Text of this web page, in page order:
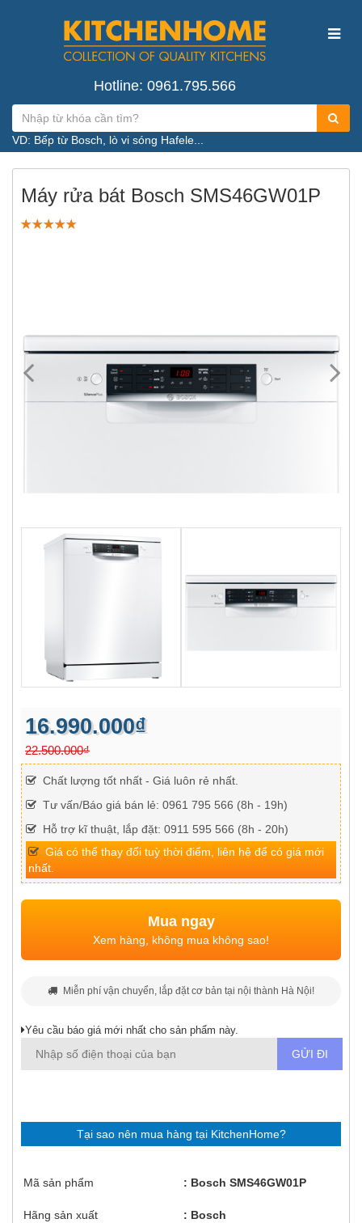
Hotline: 0961.795.566
VD: Bếp từ Bosch, lò vi sóng Hafele...
Máy rửa bát Bosch SMS46GW01P
16.990.000₫
22.500.000₫
Chất lượng tốt nhất - Giá luôn rẻ nhất.
Tư vấn/Báo giá bán lẻ: 0961 795 566 (8h - 19h)
Hỗ trợ kĩ thuật, lắp đặt: 0911 595 566 (8h - 20h)
Giá có thể thay đổi tuỳ thời điểm, liên hệ để có giá mới
nhất.
Mua ngay
Xem hàng, không mua không sao!
Miễn phí vận chuyển, lắp đặt cơ bản tại nội thành Hà Nội!
Yêu cầu báo giá mới nhất cho sản phẩm này.
Tại sao nên mua hàng tại KitchenHome?
Mã sản phẩm Bosch SMS46GW01P
Hãng sản xuất Bosch